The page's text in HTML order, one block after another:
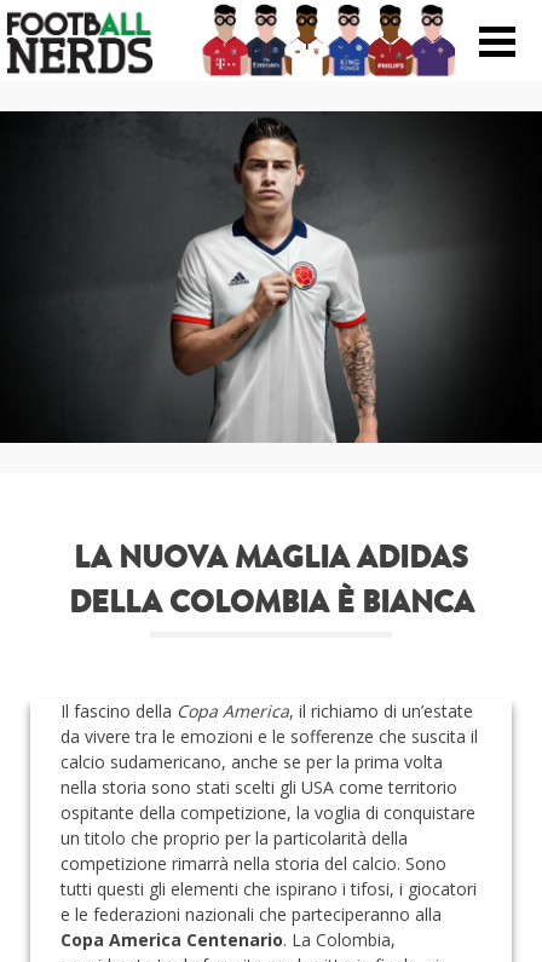
Search
Scarpe
Maglie
Accessori
Magazine Roba Da Nerds
LA NUOVA MAGLIA ADIDAS
DELLA COLOMBIA È BIANCA
Il fascino della Copa America, il richiamo di un’estate
da vivere tra le emozioni e le sofferenze che suscita il
calcio sudamericano, anche se per la prima volta
nella storia sono stati scelti gli USA come territorio
ospitante della competizione, la voglia di conquistare
un titolo che proprio per la particolarità della
competizione rimarrà nella storia del calcio. Sono
tutti questi gli elementi che ispirano i tifosi, i giocatori
e le federazioni nazionali che parteciperanno alla
Copa America Centenario. La Colombia,